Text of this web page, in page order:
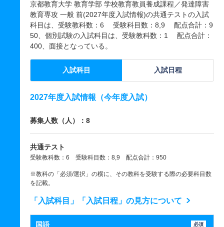
京都教育大学 教育学部 学校教育教員養成課程／発達障害
教育専攻 一般 前(2027年度入試情報)の共通テストの入試
科目は、受験教科数：6 受験科目数：8,9 配点合計：9
50、個別試験の入試科目は、受験教科数：1 配点合計：
400、面接となっている。
入試科目 入試日程
2027年度入試情報（今年度入試）
募集人数（人）：8
共通テスト
受験教科数：6 受験科目数：8,9 配点合計：950
※教科の「必須/選択」の横に、その教科を受験する際の必要科目数
を記載。
「入試科目」「入試日程」の見方について
国語 必須